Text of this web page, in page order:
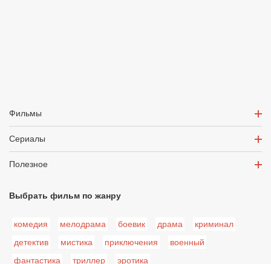
Фильмы
Сериалы
Полезное
Выбрать фильм по жанру
комедия мелодрама боевик драма
криминал
детектив
мистика приключения
военный
фантастика
триллер эротика